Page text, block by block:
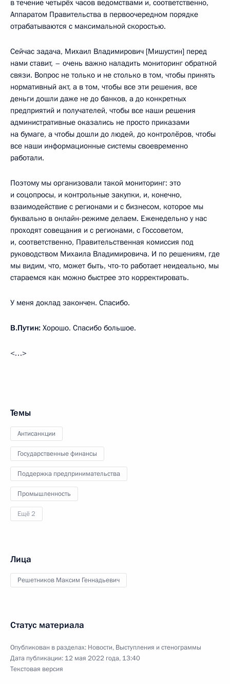
в течение четырёх часов ведомствами и, соответственно,
Аппаратом Правительства в первоочередном порядке
отрабатываются с максимальной скоростью.
Сейчас задача, Михаил Владимирович [Мишустин] перед
нами ставит, – очень важно наладить мониторинг обратной
связи. Вопрос не только и не столько в том, чтобы принять
нормативный акт, а в том, чтобы все эти решения, все
деньги дошли даже не до банков, а до конкретных
предприятий и получателей, чтобы все наши решения
административные оказались не просто приказами
на бумаге, а чтобы дошли до людей, до контролёров, чтобы
все наши информационные системы своевременно
работали.
Поэтому мы организовали такой мониторинг: это
и соцопросы, и контрольные закупки, и, конечно,
взаимодействие с регионами и с бизнесом, которое мы
буквально в онлайн-режиме делаем. Еженедельно у нас
проходят совещания и с регионами, с Госсоветом,
и, соответственно, Правительственная комиссия под
руководством Михаила Владимировича. И по решениям, где
мы видим, что, может быть, что-то работает неидеально, мы
стараемся как можно быстрее это корректировать.
У меня доклад закончен. Спасибо.
В.Путин: Хорошо. Спасибо большое.
<…>
Темы
Антисанкции
Государственные финансы
Поддержка предпринимательства
Промышленность
Ещё 2
Лица
Решетников Максим Геннадьевич
Статус материала
Опубликован в разделах: Новости, Выступления и стенограммы
Дата публикации: 12 мая 2022 года, 13:40
Текстовая версия